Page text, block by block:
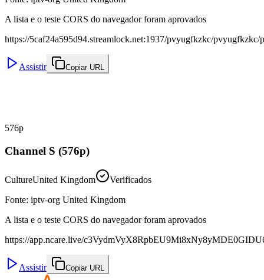
A lista e o teste CORS do navegador foram aprovados
https://5caf24a595d94.streamlock.net:1937/pvyugfkzkc/pvyugfkzkc/
Assistir Copiar URL
576p
Channel S (576p)
CultureUnited Kingdom
Verificados
Fonte: iptv-org United Kingdom
A lista e o teste CORS do navegador foram aprovados
https://app.ncare.live/
Assistir Copiar URL